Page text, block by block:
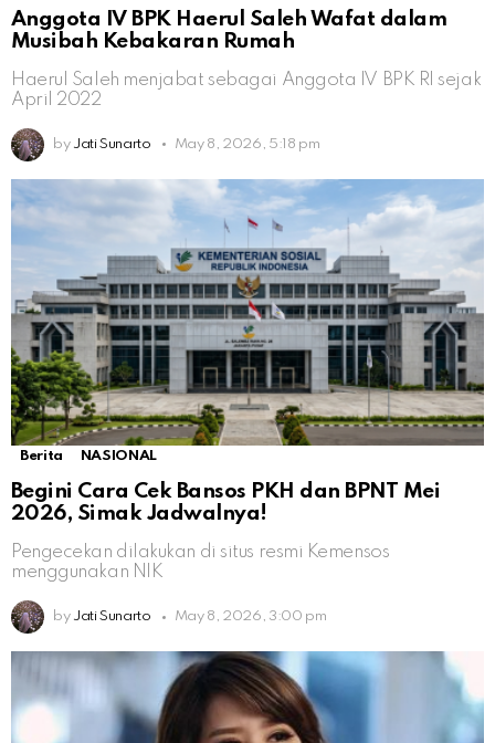
Anggota IV BPK Haerul Saleh Wafat dalam
Musibah Kebakaran Rumah
Haerul Saleh menjabat sebagai Anggota IV BPK RI sejak
April 2022
by Jati Sunarto May 8, 2026, 5:18 pm
Berita NASIONAL
Begini Cara Cek Bansos PKH dan BPNT Mei
2026, Simak Jadwalnya!
Pengecekan dilakukan di situs resmi Kemensos
menggunakan NIK
by Jati Sunarto May 8, 2026, 3:00 pm